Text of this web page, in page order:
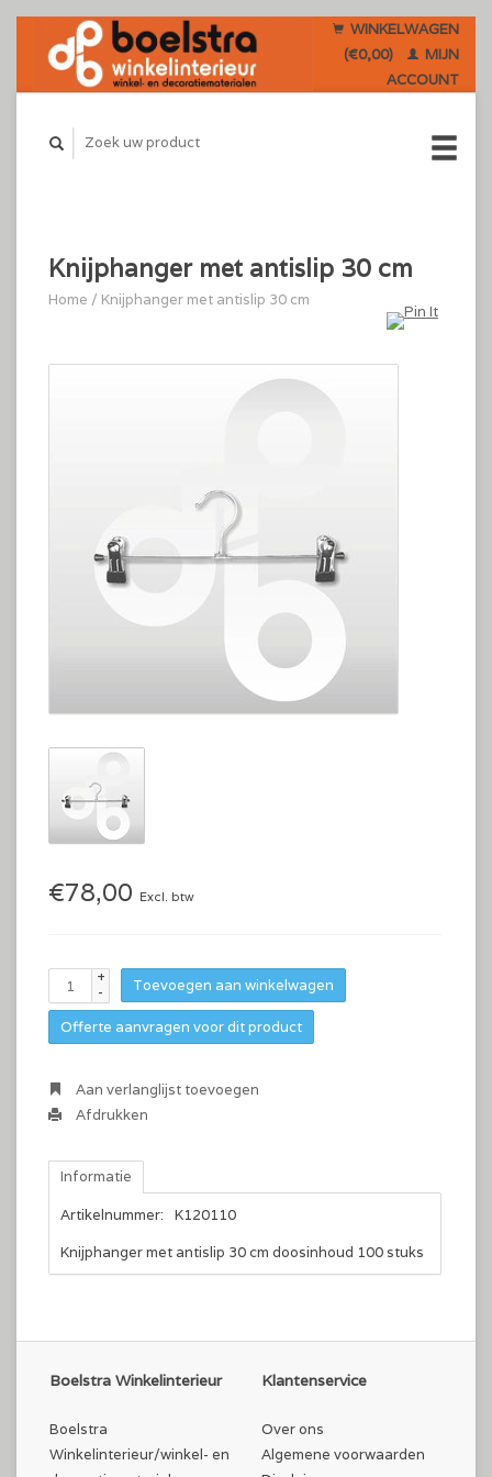
WINKELWAGEN
(€0,00)
MIJN
ACCOUNT
Knijphanger met antislip 30 cm
Home / Knijphanger met antislip 30 cm
€78,00 Excl. btw
+
-
Toevoegen aan winkelwagen
Offerte aanvragen voor dit product
Aan verlanglijst toevoegen
Afdrukken
Informatie
Artikelnummer:
K120110
Knijphanger met antislip 30 cm doosinhoud 100 stuks
Boelstra Winkelinterieur
Boelstra
Winkelinterieur/winkel- en
Klantenservice
Over ons
Algemene voorwaarden